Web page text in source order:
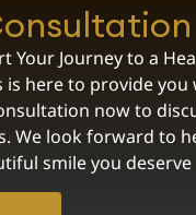
Your Journey to a
here to provide
now to
look forward to
smile you deserve.